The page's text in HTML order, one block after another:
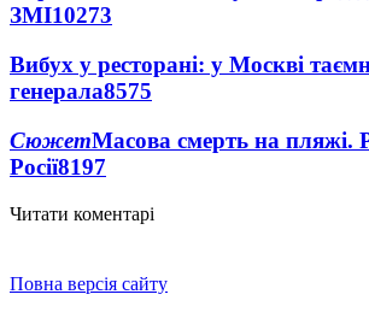
ЗМІ10273
Вибух у ресторані: у Москві
генерала8575
СюжетМасова смерть на
Росії8197
Читати коментарі
Повна версія сайту